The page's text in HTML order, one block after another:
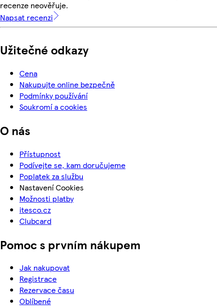
recenze neověřuje.
Napsat recenzi
Užitečné odkazy
Cena
Nakupujte online bezpečně
Podmínky používání
Soukromí a cookies
O nás
Přístupnost
Podívejte se, kam doručujeme
Poplatek za službu
Nastavení Cookies
Možnosti platby
itesco.cz
Clubcard
Pomoc s prvním nákupem
Jak nakupovat
Registrace
Rezervace času
Oblíbené